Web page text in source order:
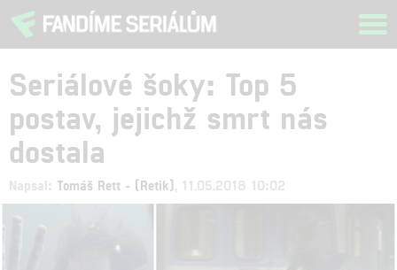
Seriálové šoky: Top 5
postav, jejichž smrt nás
dostala
Napsal: Tomáš Rett - (Retik) , 11.05.2018 10:02